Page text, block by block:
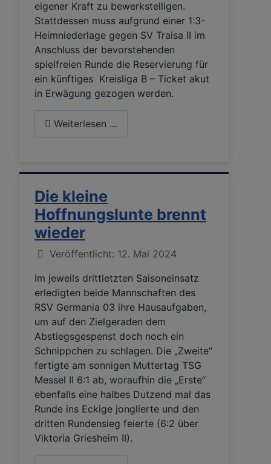
eigener Kraft zu bewerkstelligen.
Stattdessen muss aufgrund einer 1:3-
Heimniederlage gegen SV Traisa II im
Anschluss der bevorstehenden
spielfreien Runde die Reservierung für
ein künftiges Kreisliga B – Ticket akut
in Erwägung gezogen werden.
Weiterlesen …
Die kleine
Hoffnungslunte brennt
wieder
Details
Veröffentlicht: 12. Mai 2024
Im jeweils drittletzten Saisoneinsatz
erledigten beide Mannschaften des
RSV Germania 03 ihre Hausaufgaben,
um auf den Zielgeraden dem
Abstiegsgespenst doch noch ein
Schnippchen zu schlagen. Die „Zweite“
fertigte am sonnigen Muttertag TSG
Messel II 6:1 ab, woraufhin die „Erste“
ebenfalls eine halbes Dutzend mal das
Runde ins Eckige jonglierte und den
dritten Rundensieg feierte (6:2 über
Viktoria Griesheim II).